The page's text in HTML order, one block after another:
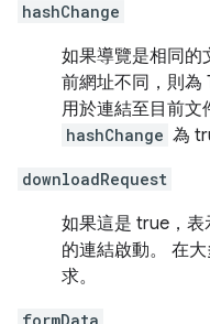
hashChange
如果導覽是相同的
前網址不同，則為
用於連結至目前文
hashChange 為
downloadRequest
如果這是 true，表
的連結啟動。 在
求。